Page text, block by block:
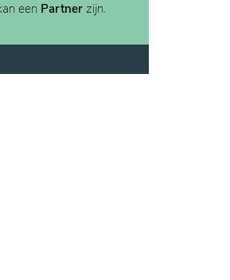
een Partner zijn.